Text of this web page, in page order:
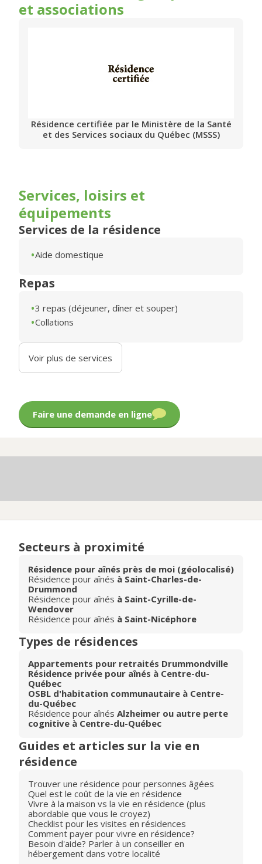
et associations
Résidence certifiée par le Ministère de la Santé
et des Services sociaux du Québec (MSSS)
Services, loisirs et
équipements
Services de la résidence
Aide domestique
Repas
3 repas (déjeuner, dîner et souper)
Collations
Voir plus de services
Faire une demande en ligne
Secteurs à proximité
Résidence pour aînés près de moi (géolocalisé)
Résidence pour aînés à Saint-Charles-de-
Drummond
Résidence pour aînés à Saint-Cyrille-de-
Wendover
Résidence pour aînés à Saint-Nicéphore
Types de résidences
Appartements pour retraités Drummondville
Résidence privée pour aînés à Centre-du-
Québec
OSBL d'habitation communautaire à Centre-
du-Québec
Résidence pour aînés Alzheimer ou autre perte
cognitive à Centre-du-Québec
Guides et articles sur la vie en
résidence
Trouver une résidence pour personnes âgées
Quel est le coût de la vie en résidence
Vivre à la maison vs la vie en résidence (plus
abordable que vous le croyez)
Checklist pour les visites en résidences
Comment payer pour vivre en résidence?
Besoin d'aide? Parler à un conseiller en
hébergement dans votre localité